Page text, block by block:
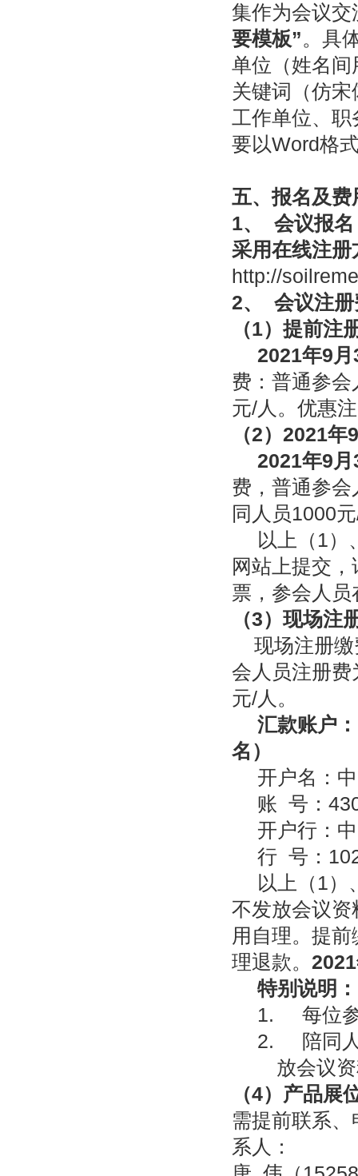
集作为会议
要模板”。具
单位（姓名
关键词（仿
工作单位、
要以Word格
五、报名及费
1、
会议报名
采用在线注册
http://
2、
会议注
（1）提前注
2021年9月
费：普通参
元/人。优惠
（2） 2021年9
2021年9月
费，普通参
同人员1000
以上（1）
网站上提交
票，参会人
（3）现场注
现场注册缴
会人员注册
元/人。
汇款账户
名）
开户名：
账 号：
开户行：
行 号：
以上（1）
不发放会议
用自理。提
理退款。 2021
特别说明：
1. 每位参
2. 陪同人
放会议
（4）产品展
需提前联系
系人：